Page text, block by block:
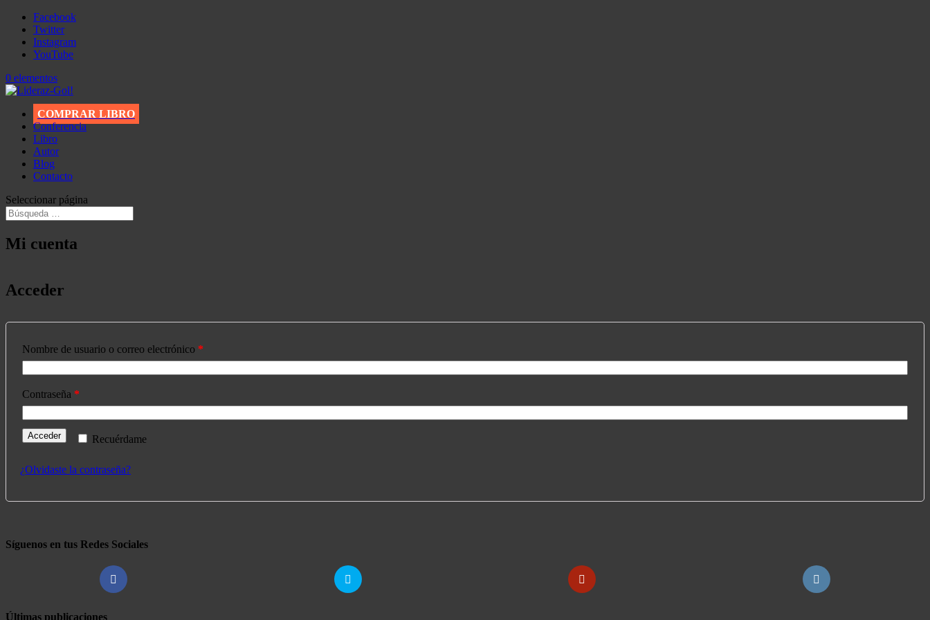
Facebook
Twitter
Instagram
YouTube
0 elementos
COMPRAR LIBRO
Conferencia
Libro
Autor
Blog
Contacto
Seleccionar página
Mi cuenta
Acceder
Nombre de usuario o correo electrónico *
Contraseña *
Recuérdame
Acceder
¿Olvidaste la contraseña?
Síguenos en tus Redes Sociales
Últimas publicaciones